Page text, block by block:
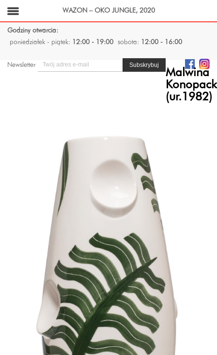
Godziny otwarcia:
poniedziałek - piątek:
12:00 - 19:00 sobota: 12:00 - 16:00
Newsletter
Malwina
(ur.1982)
WAZON – OKO JUNGLE, 2020